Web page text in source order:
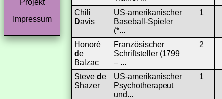
Projekt
Impressum
Chili
Davis
US-amerikanischer
Baseball-Spieler
(*...
1
Honoré
de
Balzac
Französischer
Schriftsteller (1799
– ...
2
Steve de
Shazer
US-amerikanischer
Psychotherapeut
und...
1